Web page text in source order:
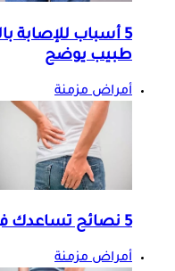
5 أسباب للإصابة
طبيب يوضح
أمراض مزمنة
5 نصائح تساعدك في علاج النسور الشرجي
أمراض مزمنة